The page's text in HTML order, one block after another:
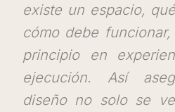
existe un espacio,
cómo debe
principio en
ejecución. Así
diseño no solo se